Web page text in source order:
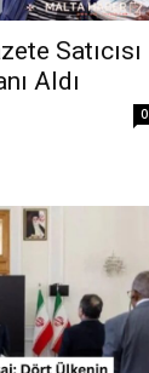
Satıcısı
Aldı
0